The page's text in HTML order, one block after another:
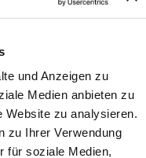
und Anzeigen zu
Medien anbieten zu
Website zu analysieren.
zu Ihrer Verwendung
für soziale Medien,
B
Anstellung in einem
krisensicheren,